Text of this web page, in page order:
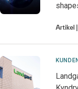
Artikel
KUNDEN